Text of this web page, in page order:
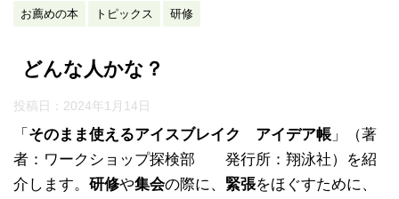
お薦めの本 トピックス 研修
どんな人かな？
投稿日： 2024年1月14日
「 そのまま使えるアイスブレイク アイデア帳 」（著
者：ワークショップ探検部 発行所：翔泳社）を紹
介します。 研修や集会の際に、 緊張をほぐすために、